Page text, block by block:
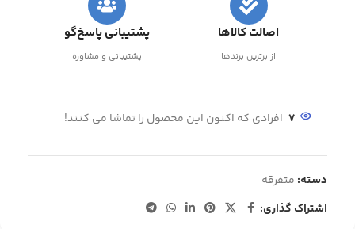
اصالت کالاها
از برترین برندها
پشتیبانی پاسخ‌گو
پشتیبانی و مشاوره
7 افرادی که اکنون این محصول را تماشا می کنند!
دسته: متفرقه
اشتراک گذاری: